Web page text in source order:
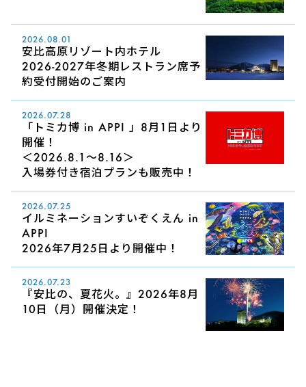
2026.08.01
安比高原リゾート内ホテル
2026-2027年冬期レストラン席予
約受付開始のご案内
2026.07.28
「トミカ博 in APPI 」8月1日より
開催！
＜2026.8.1～8.16＞
入場券付き宿泊プランも販売中！
2026.07.25
イルミネーションすいぞくえん in
APPI
2026年7月25日より開催中！
2026.07.23
『安比の、夏花火。』2026年8月
10日（月）開催決定！